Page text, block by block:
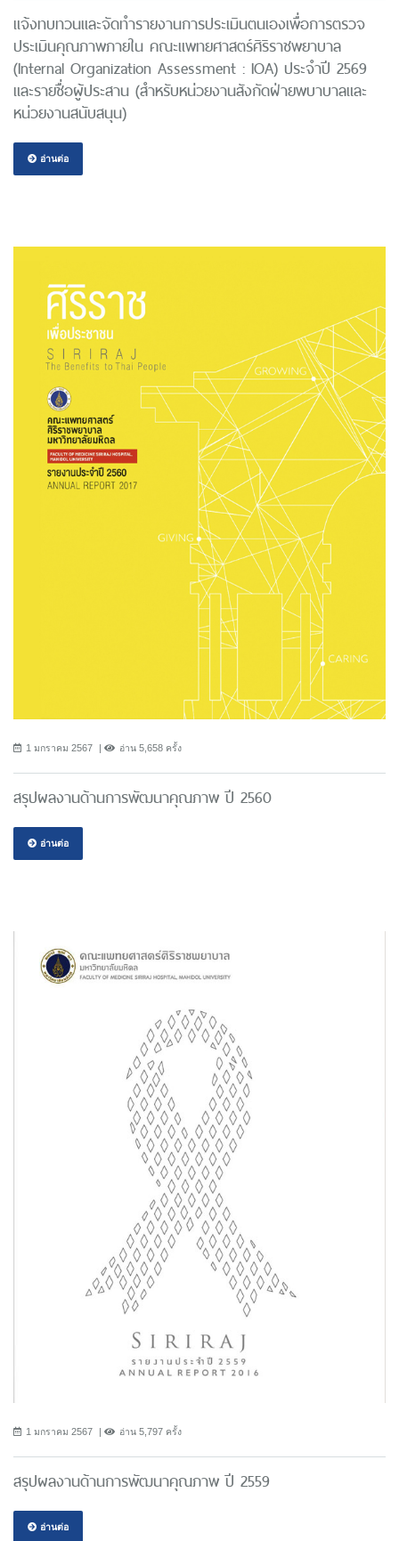
แจ้งทบทวนและจัดทำรายงานการประเมินตนเองเพื่อการตรวจ
ประเมินคุณภาพภายใน คณะแพทยศาสตร์ศิริราชพยาบาล
(Internal Organization Assessment : IOA) ประจำปี 2569
และรายชื่อผู้ประสาน (สำหรับหน่วยงานสังกัดฝ่ายพบาบาลและ
หน่วยงานสนับสนุน)
อ่านต่อ
1 มกราคม 2567 อ่าน 5,658 ครั้ง
สรุปผลงานด้านการพัฒนาคุณภาพ ปี 2560
อ่านต่อ
1 มกราคม 2567 อ่าน 5,797 ครั้ง
สรุปผลงานด้านการพัฒนาคุณภาพ ปี 2559
อ่านต่อ